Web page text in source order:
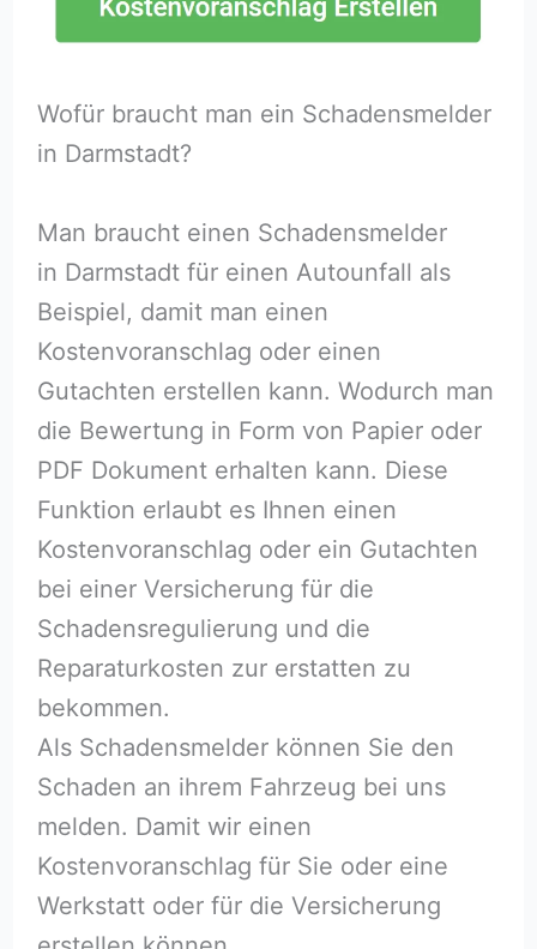
Wofür braucht man ein Schadensmelder
in Darmstadt?
Man braucht einen Schadensmelder
in Darmstadt für einen Autounfall als
Beispiel, damit man einen
Kostenvoranschlag oder einen
Gutachten erstellen kann. Wodurch man
die Bewertung in Form von Papier oder
PDF Dokument erhalten kann. Diese
Funktion erlaubt es Ihnen einen
Kostenvoranschlag oder ein Gutachten
bei einer Versicherung für die
Schadensregulierung und die
Reparaturkosten zur erstatten zu
bekommen.
Als Schadensmelder können Sie den
Schaden an ihrem Fahrzeug bei uns
melden. Damit wir einen
Kostenvoranschlag für Sie oder eine
Werkstatt oder für die Versicherung